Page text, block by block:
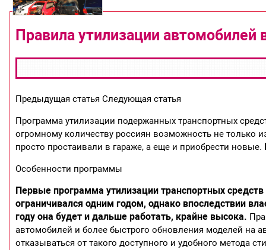
Правила утилизации автомобилей
Предыдущая статья Следующая статья
Программа утилизации подержанных транспортных
огромному количеству россиян возможность не только
просто простаивали в гараже, а еще и приобрести новые.
Особенности программы
Первые программа утилизации транспортных
ограничивался одним годом, однако впоследствии
году она будет и дальше работать, крайне высока.
автомобилей и более быстрого обновления моделей на
отказываться от такого доступного и удобного метода